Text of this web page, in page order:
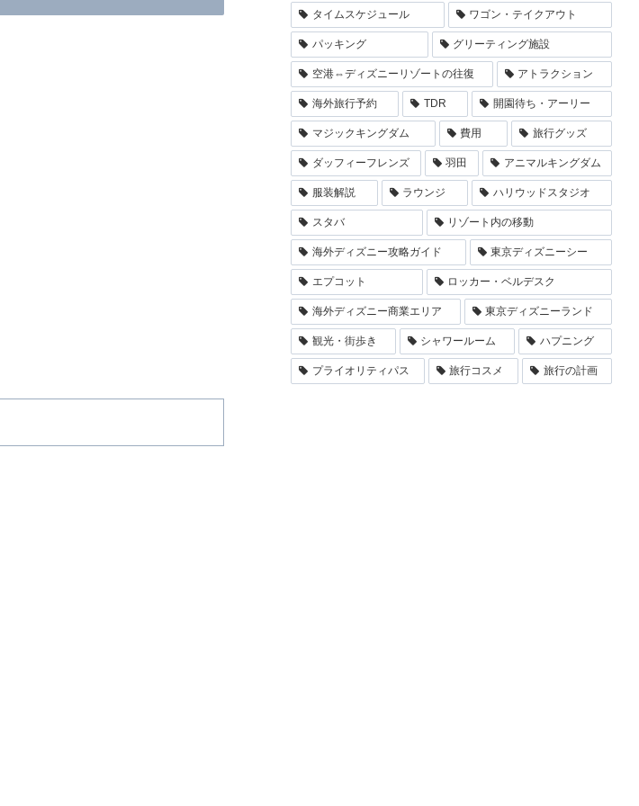
タイムスケジュール ワゴン・テイクアウト
パッキング グリーティング施設
空港⇔ディズニーリゾートの往復 アトラクション
海外旅行予約 TDR 開園待ち・アーリー
マジックキングダム 費用 旅行グッズ
ダッフィーフレンズ 羽田 アニマルキングダム
服装解説 ラウンジ ハリウッドスタジオ
スタバ リゾート内の移動
海外ディズニー攻略ガイド 東京ディズニーシー
エプコット ロッカー・ベルデスク
海外ディズニー商業エリア 東京ディズニーランド
観光・街歩き シャワールーム ハプニング
プライオリティパス 旅行コスメ 旅行の計画